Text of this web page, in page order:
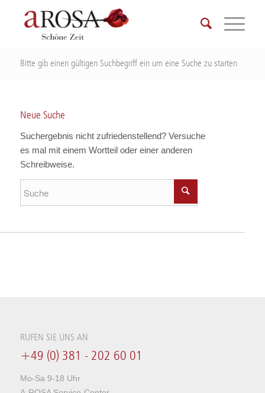
Bitte gib einen gültigen Suchbegriff ein um eine Suche zu starten
Neue Suche
Suchergebnis nicht zufriedenstellend? Versuche
es mal mit einem Wortteil oder einer anderen
Schreibweise.
RUFEN SIE UNS AN
+49 (0) 381 - 202 60 01
Mo-Sa 9-18 Uhr